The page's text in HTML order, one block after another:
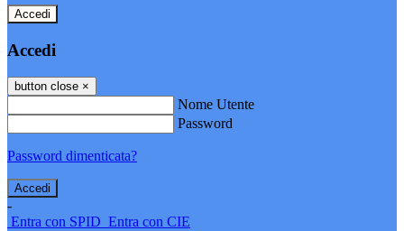
Accedi
Accedi
button close ×
Nome Utente
Password
Password dimenticata?
-
Entra con SPID Entra con CIE